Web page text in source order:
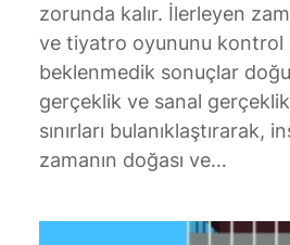
zorunda kalır. İlerleyen
ve tiyatro oyununu kontrol
beklenmedik sonuçlar
gerçeklik ve sanal
sınırları bulanıklaştırarak,
zamanın doğası ve…